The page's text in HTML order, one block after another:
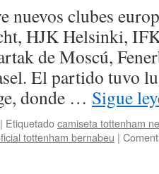
nuevos clubes
HJK Helsinki,
de Moscú,
El partido tuvo
donde … Sigue
| Etiquetadocamiseta tottenham
tottenham bernabeu |